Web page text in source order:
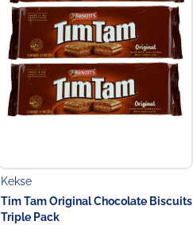
Kekse
Tim Tam Original Chocolate Biscuits
Triple Pack